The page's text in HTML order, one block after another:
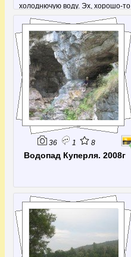
холоднючую воду. Эх, хорошо-то
как!
36 1 8
Водопад Куперля. 2008г